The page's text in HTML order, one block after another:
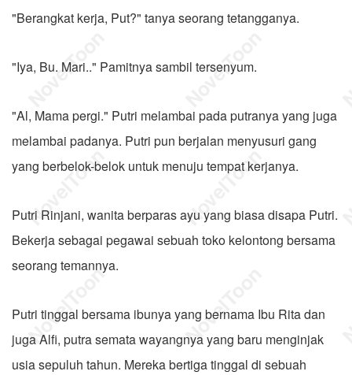
"Berangkat kerja, Put?" tanya seorang tetangganya.
"Iya, Bu. Mari.." Pamitnya sambil tersenyum.
"Al, Mama pergi." Putri melambai pada putranya yang juga
melambai padanya. Putri pun berjalan menyusuri gang
yang berbelok-belok untuk menuju tempat kerjanya.
Putri Rinjani, wanita berparas ayu yang biasa disapa Putri.
Bekerja sebagai pegawai sebuah toko kelontong bersama
seorang temannya.
Putri tinggal bersama ibunya yang bernama Ibu Rita dan
juga Alfi, putra semata wayangnya yang baru menginjak
usia sepuluh tahun. Mereka bertiga tinggal di sebuah